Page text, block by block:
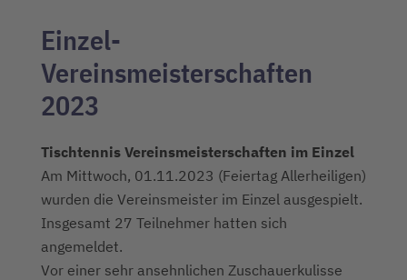
Einzel-
Vereinsmeisterschaften
2023
Tischtennis Vereinsmeisterschaften im Einzel
Am Mittwoch, 01.11.2023 (Feiertag Allerheiligen)
wurden die Vereinsmeister im Einzel ausgespielt.
Insgesamt 27 Teilnehmer hatten sich
angemeldet.
Vor einer sehr ansehnlichen Zuschauerkulisse